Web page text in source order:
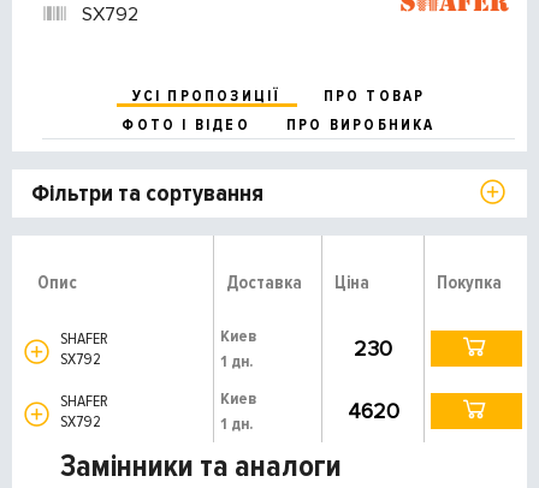
SX792
УСІ ПРОПОЗИЦІЇ
ПРО ТОВАР
ФОТО І ВІДЕО
ПРО ВИРОБНИКА
Фільтри та сортування
Опис Доставка Ціна Покупка
SHAFER
SX792
Киев
1 дн.
230
SHAFER
SX792
Киев
1 дн.
4620
Замінники та аналоги